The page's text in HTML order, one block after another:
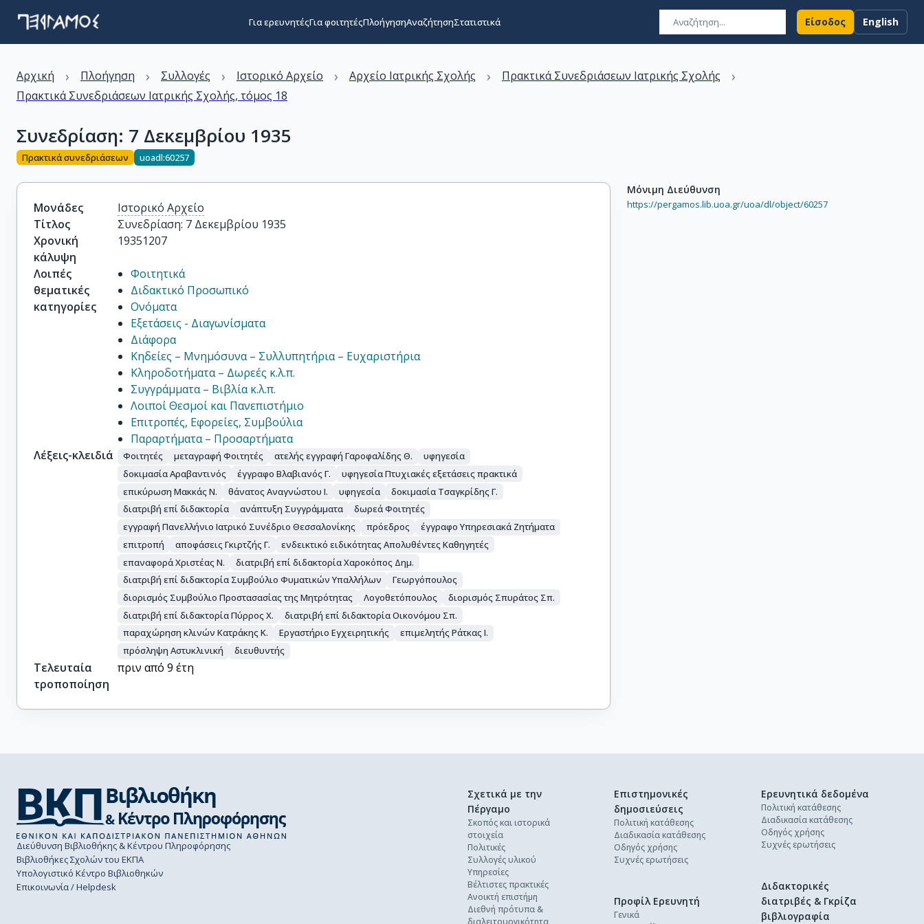
Για ερευνητέςΓια φοιτητέςΠλοήγησηΑναζήτησηΣτατιστικά Είσοδος English
Αρχική › Πλοήγηση › Συλλογές › Ιστορικό Αρχείο › Αρχείο Ιατρικής Σχολής › Πρακτικά Συνεδριάσεων Ιατρικής Σχολής ›
Πρακτικά Συνεδριάσεων Ιατρικής Σχολής, τόμος 18
Συνεδρίαση: 7 Δεκεμβρίου 1935
Πρακτικά συνεδριάσεων uoadl:60257
Μονάδες
Ιστορικό Αρχείο
Τίτλος
Συνεδρίαση: 7 Δεκεμβρίου 1935
Χρονική
κάλυψη
19351207
Λοιπές
θεματικές
κατηγορίες
Φοιτητικά
Διδακτικό Προσωπικό
Ονόματα
Εξετάσεις - Διαγωνίσματα
Διάφορα
Κηδείες – Μνημόσυνα – Συλλυπητήρια – Ευχαριστήρια
Κληροδοτήματα – Δωρεές κ.λ.π.
Συγγράμματα – Βιβλία κ.λ.π.
Λοιποί Θεσμοί και Πανεπιστήμιο
Επιτροπές, Εφορείες, Συμβούλια
Παραρτήματα – Προσαρτήματα
Λέξεις-κλειδιά
Φοιτητές μεταγραφή Φοιτητές ατελής εγγραφή Γαροφαλίδης Θ.
υφηγεσία
δοκιμασία Αραβαντινός
έγγραφο Βλαβιανός Γ.
υφηγεσία Πτυχιακές εξετάσεις πρακτικά
επικύρωση Μακκάς Ν.
θάνατος Αναγνώστου Ι. υφηγεσία
δοκιμασία Τσαγκρίδης Γ.
διατριβή επί διδακτορία
ανάπτυξη Συγγράμματα
δωρεά Φοιτητές
εγγραφή Πανελλήνιο Ιατρικό Συνέδριο Θεσσαλονίκης
πρόεδρος
έγγραφο Υπηρεσιακά Ζητήματα
επιτροπή
αποφάσεις Γκιρτζής Γ.
ενδεικτικό ειδικότητας Απολυθέντες Καθηγητές
επαναφορά Χριστέας Ν.
διατριβή επί διδακτορία Χαροκόπος Δημ.
διατριβή επί διδακτορία Συμβούλιο Φυματικών Υπαλλήλων
Γεωργόπουλος
διορισμός Συμβούλιο Προστασασίας της Μητρότητας
Λογοθετόπουλος
διορισμός Σπυράτος Σπ.
διατριβή επί διδακτορία Πύρρος Χ.
διατριβή επί διδακτορία Οικονόμου Σπ.
παραχώρηση κλινών Κατράκης Κ.
Εργαστήριο Εγχειρητικής
επιμελητής Ράτκας Ι.
πρόσληψη Αστυκλινική
διευθυντής
Τελευταία
τροποποίηση
πριν από 9 έτη
Μόνιμη Διεύθυνση
https://pergamos.lib.uoa.gr/uoa/dl/object/60257
Διεύθυνση Βιβλιοθήκης & Κέντρου Πληροφόρησης
Βιβλιοθήκες Σχολών του ΕΚΠΑ
Υπολογιστικό Κέντρο Βιβλιοθηκών
Επικοινωνία / Helpdesk
Σχετικά με την
Πέργαμο
Σκοπός και ιστορικά
στοιχεία
Πολιτικές
Συλλογές υλικού
Υπηρεσίες
Βέλτιστες πρακτικές
Ανοικτή επιστήμη
Διεθνή πρότυπα &
διαλειτουργικότητα
Επιστημονικές
δημοσιεύσεις
Πολιτική κατάθεσης
Διαδικασία κατάθεσης
Οδηγός χρήσης
Συχνές ερωτήσεις
Ερευνητικά δεδομένα
Πολιτική κατάθεσης
Διαδικασία κατάθεσης
Οδηγός χρήσης
Συχνές ερωτήσεις
Διδακτορικές
διατριβές & Γκρίζα
βιβλιογραφία
Προφίλ Ερευνητή
Γενικά